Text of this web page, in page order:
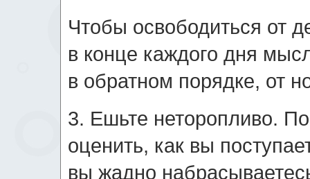
Чтобы освободиться от
в конце каждого дня
в обратном порядке, от
3. Ешьте неторопливо.
оценить, как вы
вы жадно